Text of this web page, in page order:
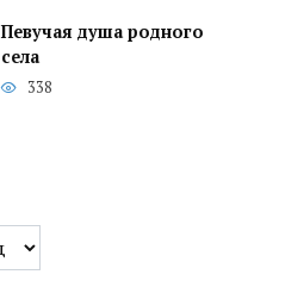
Певучая душа родного
села
338